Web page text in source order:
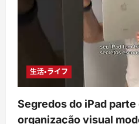
生活・ライフ
Segredos do iPad
organização visual